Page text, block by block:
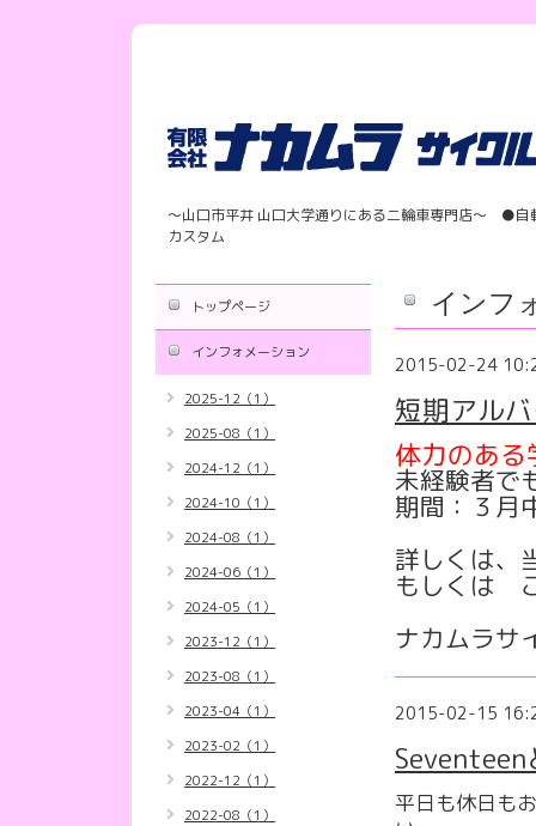
〜山口市平井 山口大学通りにある二輪車専門店〜 ●
カスタム
インフ
2015-02-24
短期アル
体力のあ
未経験者で
期間：３月
詳しくは、
もしくは
ナカムラ
2015-02-15
平日も休日も
トップページ
インフォメーション
2025-12（1）
2025-08（1）
2024-12（1）
2024-10（1）
2024-08（1）
2024-06（1）
2024-05（1）
2023-12（1）
2023-08（1）
2023-04（1）
2023-02（1）
2022-12（1）
2022-08（1）